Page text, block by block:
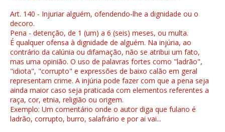
Art. 140 - Injuriar alguém, ofendendo-lhe a dignidade ou o
decoro.
Pena - detenção, de 1 (um) a 6 (seis) meses, ou multa.
É qualquer ofensa à dignidade de alguém. Na injúria, ao
contrário da calúnia ou difamação, não se atribui um fato,
mas uma opinião. O uso de palavras fortes como "ladrão",
"idiota", "corrupto" e expressões de baixo calão em geral
representam crime. A injúria pode fazer com que a pena seja
ainda maior caso seja praticada com elementos referentes a
raça, cor, etnia, religião ou origem.
Exemplo: Um comentário onde o autor diga que fulano é
ladrão, corrupto, burro, salafrário e por ai vai...